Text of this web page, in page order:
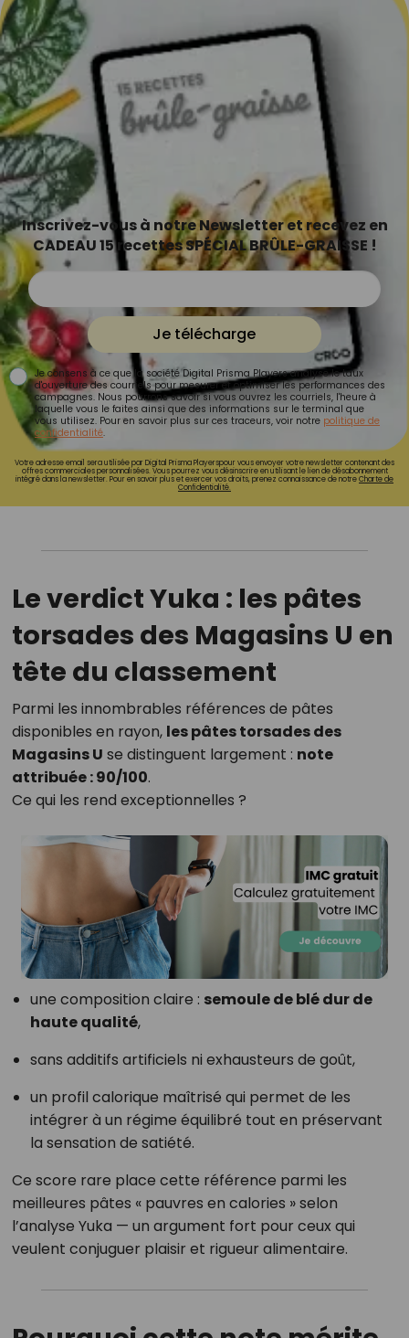
Inscrivez-vous à notre Newsletter et recevez en
CADEAU 15 recettes SPÉCIAL BRÛLE-GRAISSE !
Je télécharge
Je consens à ce que la société Digital Prisma Players analyse le taux
d'ouverture des courriels pour mesurer et optimiser les performances des
campagnes. Nous pourrons savoir si vous ouvrez les courriels, l'heure à
laquelle vous le faites ainsi que des informations sur le terminal que
vous utilisez. Pour en savoir plus sur ces traceurs, voir notre politique de
confidentialité.
Votre adresse email sera utilisée par Digital Prisma Playerspour vous envoyer votre newsletter contenant des
offres commerciales personnalisées. Vous pourrez vous désinscrire en utilisant le lien de désabonnement
intégré dans la newsletter. Pour en savoir plus et exercer vos droits, prenez connaissance de notreCharte de
Confidentialité.
Le verdict Yuka : les pâtes
torsades des Magasins U en
tête du classement
Parmi les innombrables références de pâtes
disponibles en rayon, les pâtes torsades des
Magasins U se distinguent largement : note
attribuée : 90/100.
Ce qui les rend exceptionnelles ?
une composition claire : semoule de blé dur de
haute qualité,
sans additifs artificiels ni exhausteurs de goût,
un profil calorique maîtrisé qui permet de les
intégrer à un régime équilibré tout en préservant
la sensation de satiété.
Ce score rare place cette référence parmi les
meilleures pâtes « pauvres en calories » selon
l’analyse Yuka — un argument fort pour ceux qui
veulent conjuguer plaisir et rigueur alimentaire.